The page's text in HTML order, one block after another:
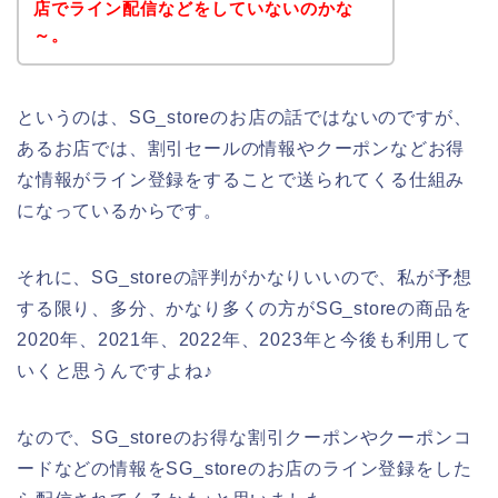
店でライン配信などをしていないのかな
～。
というのは、SG_storeのお店の話ではないのですが、
あるお店では、割引セールの情報やクーポンなどお得
な情報がライン登録をすることで送られてくる仕組み
になっているからです。
それに、SG_storeの評判がかなりいいので、私が予想
する限り、多分、かなり多くの方がSG_storeの商品を
2020年、2021年、2022年、2023年と今後も利用して
いくと思うんですよね♪
なので、SG_storeのお得な割引クーポンやクーポンコ
ードなどの情報をSG_storeのお店のライン登録をした